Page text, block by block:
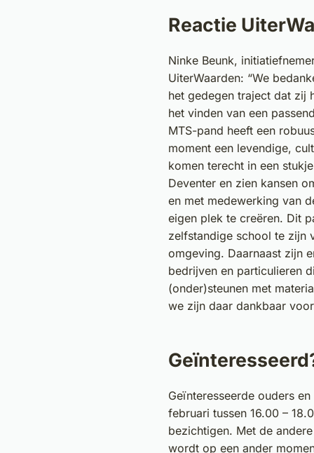
Reactie
Ninke Beunk,
UiterWaarden: “We
het gedegen traject dat zij
het vinden van een
MTS-pand heeft een
moment een levendige,
komen terecht in een
Deventer en zien kansen
en met medewerking van
eigen plek te creëren. Dit
zelfstandige school te zijn
omgeving. Daarnaast zijn
bedrijven en particulieren
(onder)steunen met
we zijn daar dankbaar
Geïnteresseerde ouders
februari tussen 16.00 –
bezichtigen. Met de
wordt op een ander